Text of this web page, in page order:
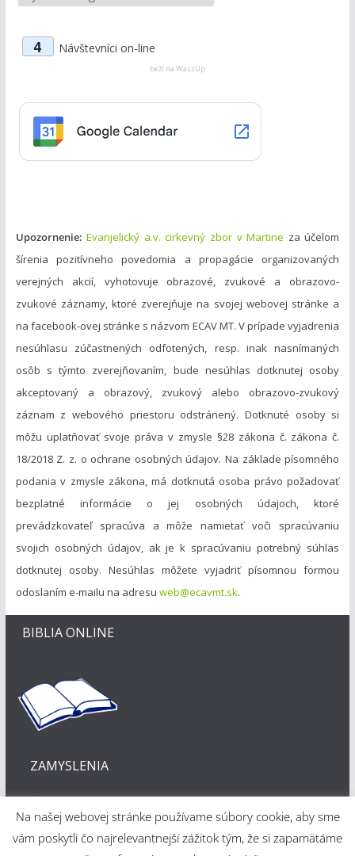
a
r
4 Návštevníci on-line
beží na WassUp
Upozornenie: Evanjelický a.v. cirkevný zbor v Martine za účelom
šírenia pozitívneho povedomia a propagácie organizovaných
verejných akcií, vyhotovuje obrazové, zvukové a obrazovo-
zvukové záznamy, ktoré zverejňuje na svojej webovej stránke a
na facebook-ovej stránke s názvom ECAV MT. V prípade vyjadrenia
nesúhlasu zúčastnených odfotených, resp. inak nasnímaných
osôb s týmto zverejňovaním, bude nesúhlas dotknutej osoby
akceptovaný a obrazový, zvukový alebo obrazovo-zvukový
záznam z webového priestoru odstránený. Dotknuté osoby si
môžu uplatňovať svoje práva v zmysle §28 zákona č. zákona č.
18/2018 Z. z. o ochrane osobných údajov. Na základe písomného
podania v zmysle zákona, má dotknutá osoba právo požadovať
bezplatné informácie o jej osobných údajoch, ktoré
prevádzkovateľ spracúva a môže namietať voči spracúvaniu
svojich osobných údajov, ak je k spracúvaniu potrebný súhlas
dotknutej osoby. Nesúhlas môžete vyjadriť písomnou formou
odoslaním e-mailu na adresu web@ecavmt.sk.
BIBLIA ONLINE
ZAMYSLENIA
Na našej webovej stránke používame súbory cookie, aby sme
vám poskytli čo najrelevantnejší zážitok tým, že si zapamätáme